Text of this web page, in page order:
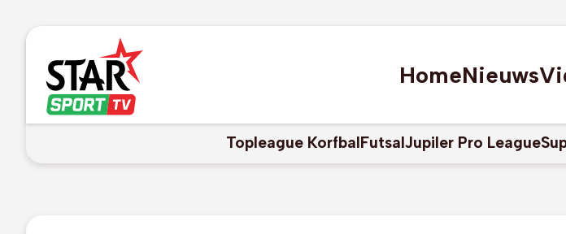
HomeNieuws
Topleague KorfbalFutsalJupiler Pro League